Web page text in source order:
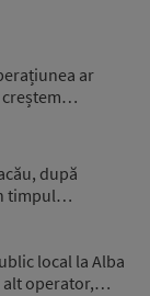
ar
creștem…
după
timpul…
local la Alba
alt operator,…